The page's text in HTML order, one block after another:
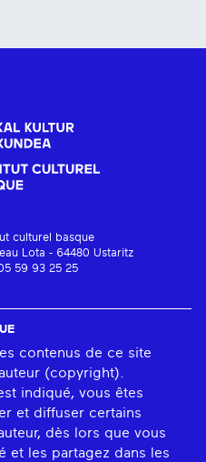
culturel basque
Lota - 64480 Ustaritz
59 93 25 25
contenus de ce site
(copyright).
indiqué, vous êtes
et diffuser certains
dès lors que vous
et les partagez dans les